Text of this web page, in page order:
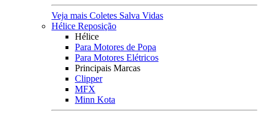
Veja mais Coletes Salva Vidas
Hélice Reposição
Hélice
Para Motores de Popa
Para Motores Elétricos
Principais Marcas
Clipper
MFX
Minn Kota